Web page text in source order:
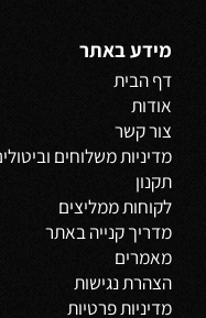
מידע באתר
דף הבית
צור קשר
מדיניות משלוחיםוביטולים